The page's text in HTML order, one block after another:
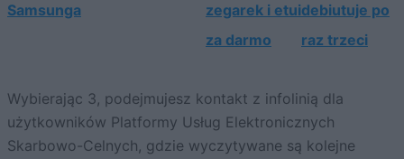
Samsunga
zegarek i etui
za darmo
debiutuje po
raz trzeci
Wybierając 3, podejmujesz kontakt z infolinią dla
użytkowników Platformy Usług Elektronicznych
Skarbowo-Celnych, gdzie wyczytywane są kolejne